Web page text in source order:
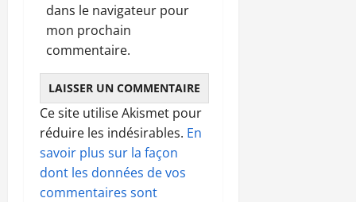
dans le navigateur pour
mon prochain
commentaire.
Ce site utilise Akismet pour
réduire les indésirables. En
savoir plus sur la façon
dont les données de vos
commentaires sont